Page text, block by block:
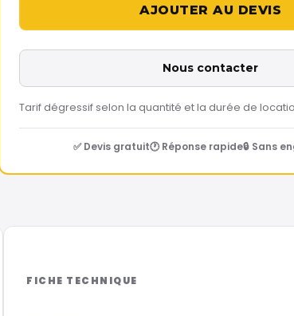
Nous contacter
Tarif dégressif selon la quantité et la durée de
✅ Devis gratuit🕐 Réponse rapide🔒 Sans